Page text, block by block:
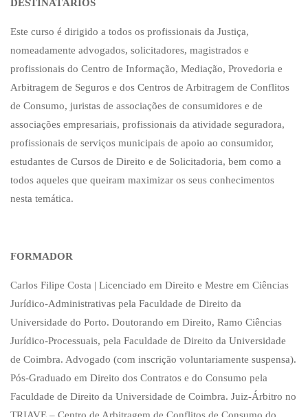
DESTINATÁRIOS
Este curso é dirigido a todos os profissionais da Justiça,
nomeadamente advogados, solicitadores, magistrados e
profissionais do Centro de Informação, Mediação, Provedoria e
Arbitragem de Seguros e dos Centros de Arbitragem de Conflitos
de Consumo, juristas de associações de consumidores e de
associações empresariais, profissionais da atividade seguradora,
profissionais de serviços municipais de apoio ao consumidor,
estudantes de Cursos de Direito e de Solicitadoria, bem como a
todos aqueles que queiram maximizar os seus conhecimentos
nesta temática.
FORMADOR
Carlos Filipe Costa | Licenciado em Direito e Mestre em Ciências
Jurídico-Administrativas pela Faculdade de Direito da
Universidade do Porto. Doutorando em Direito, Ramo Ciências
Jurídico-Processuais, pela Faculdade de Direito da Universidade
de Coimbra. Advogado (com inscrição voluntariamente suspensa).
Pós-Graduado em Direito dos Contratos e do Consumo pela
Faculdade de Direito da Universidade de Coimbra. Juiz-Árbitro no